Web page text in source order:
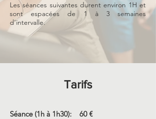
Les séances suivantes durent environ 1H et
sont espacées de 1 à 3 semaines
d’intervalle.
Tarifs
Séance (1h à 1h30): 60 €